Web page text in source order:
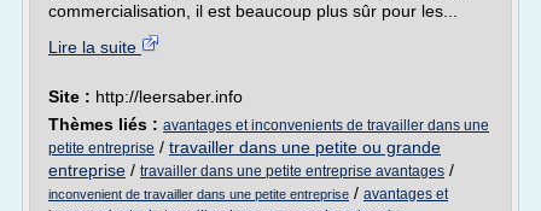
commercialisation, il est beaucoup plus sûr pour les...
Lire la suite
Site : http://leersaber.info
Thèmes liés : avantages et inconvenients de travailler dans une
petite entreprise / travailler dans une petite ou grande
entreprise / travailler dans une petite entreprise avantages /
inconvenient de travailler dans une petite entreprise / avantages et